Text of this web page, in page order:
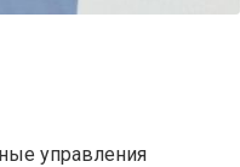
управления